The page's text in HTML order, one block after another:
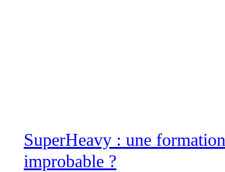
SuperHeavy : une formation
improbable ?